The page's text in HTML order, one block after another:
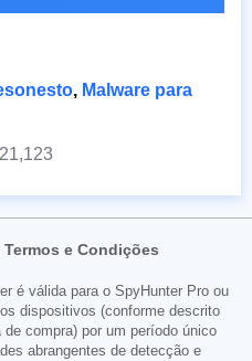
, Malware para
21,123
e Condições
é válida para o SpyHunter Pro ou
dispositivos (conforme descrito
compra) por um período único
abrangentes de detecção e